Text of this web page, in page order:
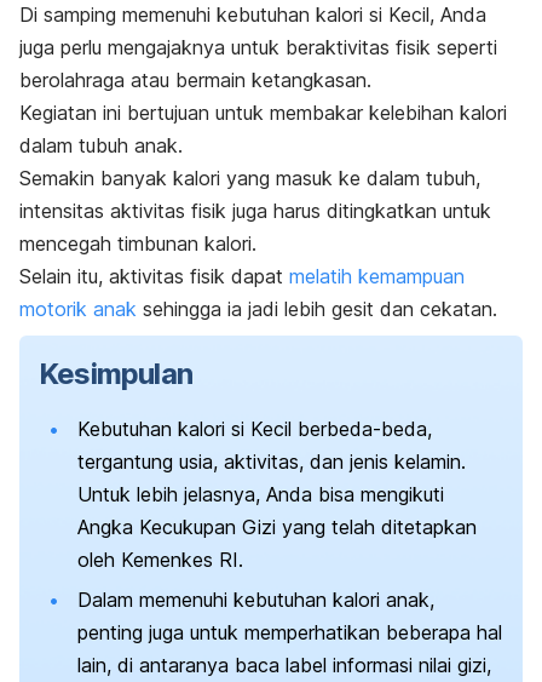
Di samping memenuhi kebutuhan kalori si Kecil, Anda
juga perlu mengajaknya untuk beraktivitas fisik seperti
berolahraga atau bermain ketangkasan.
Kegiatan ini bertujuan untuk membakar kelebihan kalori
dalam tubuh anak.
Semakin banyak kalori yang masuk ke dalam tubuh,
intensitas aktivitas fisik juga harus ditingkatkan untuk
mencegah timbunan kalori.
Selain itu, aktivitas fisik dapat melatih kemampuan
motorik anak sehingga ia jadi lebih gesit dan cekatan.
Kesimpulan
Kebutuhan kalori si Kecil berbeda-beda,
tergantung usia, aktivitas, dan jenis kelamin.
Untuk lebih jelasnya, Anda bisa mengikuti
Angka Kecukupan Gizi yang telah ditetapkan
oleh Kemenkes RI.
Dalam memenuhi kebutuhan kalori anak,
penting juga untuk memperhatikan beberapa hal
lain, di antaranya baca label informasi nilai gizi,